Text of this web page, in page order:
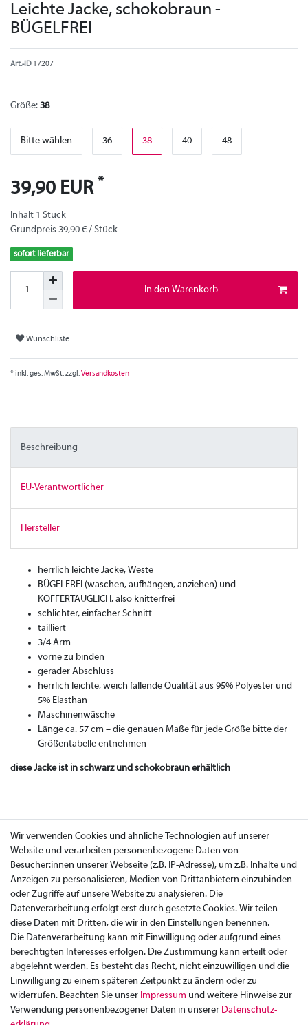
Leichte Jacke, schokobraun -
BÜGELFREI
Art.-ID 17207
Größe: 38
Bitte wählen 36 38 40 48
39,90 EUR *
Inhalt 1 Stück
Grundpreis 39,90 € / Stück
sofort lieferbar
In den Warenkorb
Wunschliste
* inkl. ges. MwSt. zzgl.Versandkosten
Beschreibung
EU-Verantwortlicher
Hersteller
herrlich leichte Jacke, Weste
BÜGELFREI (waschen, aufhängen, anziehen) und
KOFFERTAUGLICH, also knitterfrei
schlichter, einfacher Schnitt
tailliert
3/4 Arm
vorne zu binden
gerader Abschluss
herrlich leichte, weich fallende Qualität aus 95% Polyester und
5% Elasthan
Maschinenwäsche
Länge ca. 57 cm – die genauen Maße für jede Größe bitte der
Größentabelle entnehmen
d iese Jacke ist in schwarz und schokobraun erhältlich
Wir verwenden Cookies und ähnliche Technologien auf unserer
Website und verarbeiten personenbezogene Daten von
Besucher:innen unserer Webseite (z.B. IP-Adresse), um z.B. Inhalte und
Anzeigen zu personalisieren, Medien von Drittanbietern einzubinden
oder Zugriffe auf unsere Website zu analysieren. Die
Datenverarbeitung erfolgt erst durch gesetzte Cookies. Wir teilen
diese Daten mit Dritten, die wir in den Einstellungen benennen.
Die Datenverarbeitung kann mit Einwilligung oder aufgrund eines
berechtigten Interesses erfolgen. Die Zustimmung kann erteilt oder
abgelehnt werden. Es besteht das Recht, nicht einzuwilligen und die
Einwilligung zu einem späteren Zeitpunkt zu ändern oder zu
widerrufen. Beachten Sie unser Impressum und weitere Hinweise zur
Verwendung personenbezogener Daten in unserer Daten­schutz­